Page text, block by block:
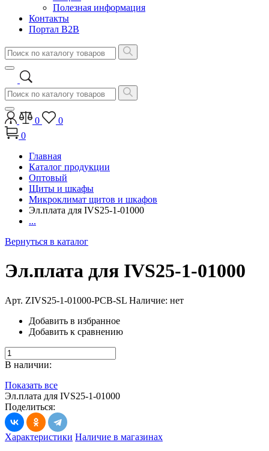
Полезная информация
Контакты
Портал B2B
0
0
0
Главная
Каталог продукции
Оптовый
Щиты и шкафы
Микроклимат щитов и шкафов
Эл.плата для IVS25-1-01000
...
Вернуться в каталог
Эл.плата для IVS25-1-01000
Арт. ZIVS25-1-01000-PCB-SL Наличие: нет
Добавить в избранное
Добавить к сравнению
В наличии:
Показать все
Эл.плата для IVS25-1-01000
Поделиться:
Характеристики Наличие в магазинах